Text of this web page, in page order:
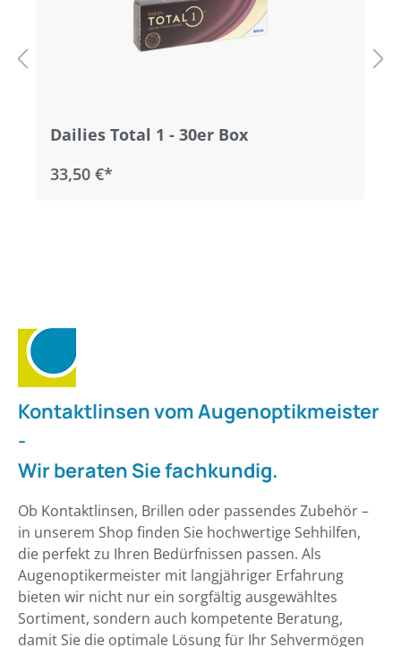
Dailies Total 1 - 30er Box
33,50 €*
Kontaktlinsen vom Augenoptikmeister
-
Wir beraten Sie fachkundig.
Ob Kontaktlinsen, Brillen oder passendes Zubehör –
in unserem Shop finden Sie hochwertige Sehhilfen,
die perfekt zu Ihren Bedürfnissen passen. Als
Augenoptikermeister mit langjähriger Erfahrung
bieten wir nicht nur ein sorgfältig ausgewähltes
Sortiment, sondern auch kompetente Beratung,
damit Sie die optimale Lösung für Ihr Sehvermögen